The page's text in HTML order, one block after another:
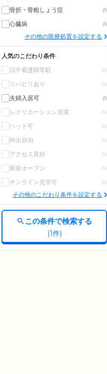
骨折・骨粗しょう症 (1)
心臓病 (1)
その他の医療処置を設定する
人気のこだわり条件
日中看護師常駐
(0)
リハビリあり (0)
夫婦入居可 (1)
レクリエーション充実 (0)
ペット可 (0)
外出自由 (0)
アクセス良好 (0)
新規オープン (0)
オンライン見学可 (0)
その他のこだわり条件を設定する
この条件で検索する
(1件)